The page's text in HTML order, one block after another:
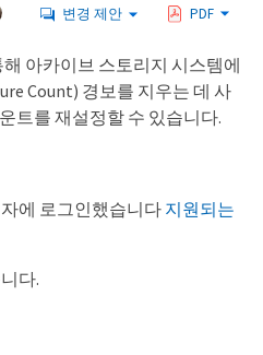
변경 제안 PDF
아카이브 스토리지 시스템에
Count) 경보를 지우는 데 사
트를 재설정할 수 있습니다.
에 로그인했습니다 지원되는
다.